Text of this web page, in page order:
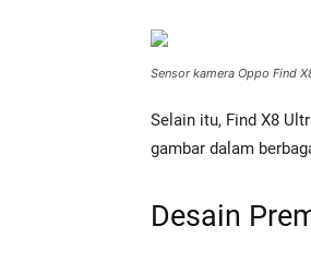
Sensor kamera Oppo Find
Selain itu, Find X8
gambar dalam
Desain